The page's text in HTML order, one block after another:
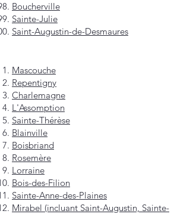
Boucherville
Sainte-Julie
Saint-Augustin-de-Desmaures
Mascouche
Repentigny
Charlemagne
L'Assomption
Sainte-Thérèse
Blainville
Boisbriand
Rosemère
Lorraine
Bois-des-Filion
Sainte-Anne-des-Plaines
Mirabel (incluant Saint-Augustin, Sainte-